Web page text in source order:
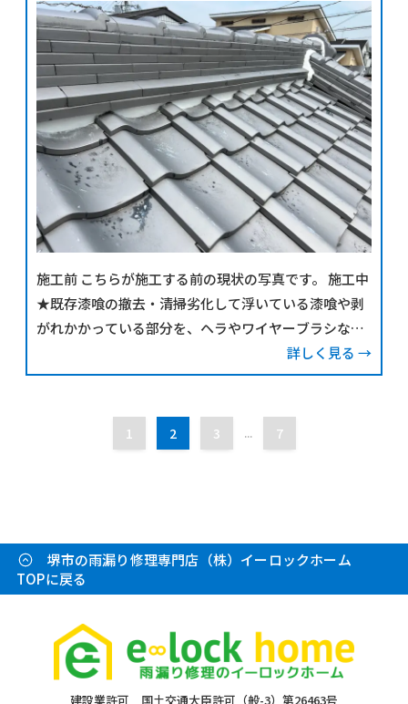
施工前 こちらが施工する前の現状の写真です。 施工中
★既存漆喰の撤去・清掃劣化して浮いている漆喰や剥
がれかかっている部分を、ヘラやワイヤーブラシなど
で丁寧に削り取ります。苔や藻、汚れが付着している
場合は、ブ
詳しく見る →
1 2 3 ... 7
堺市の雨漏り修理専門店（株）イーロックホーム
TOPに戻る
建設業許可 国土交通大臣許可（般-3）第26463号